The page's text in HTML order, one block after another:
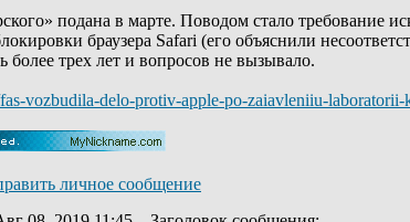
подана в марте. Поводом стало требование
браузера Safari (его объяснили
более трех лет и вопросов не вызывало.
vozbudila-delo-protiv-apple-po-zaiavleniiu-